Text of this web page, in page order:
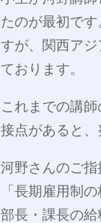
たのが最初で
すが、関西ア
ております。
これまでの講
接点があると
河野さんのご指
「長期雇用制
部長・課長の